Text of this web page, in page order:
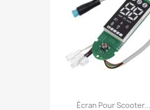
Écran Pour Scooter...